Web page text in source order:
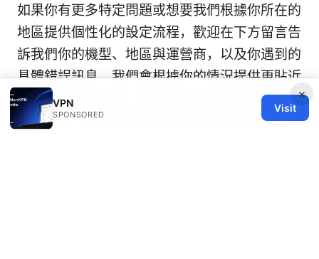
如果你有更多特定問題或想要我們根據你所在的
地區提供個性化的設定流程，歡迎在下方留言告
訴我們你的機型、地區與運營商，以及你遇到的
具體錯誤訊息。我們會根據你的情況提供更貼近
現實的步驟與建議，讓你能快速完成 eSIM 的設
定與激活，並在日常使用中享受穩定的連網體
×
VPN
SPONSORED
Visit